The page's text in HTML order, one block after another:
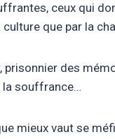
ceux qui
que par la
des
la souffrance…
mieux vaut se